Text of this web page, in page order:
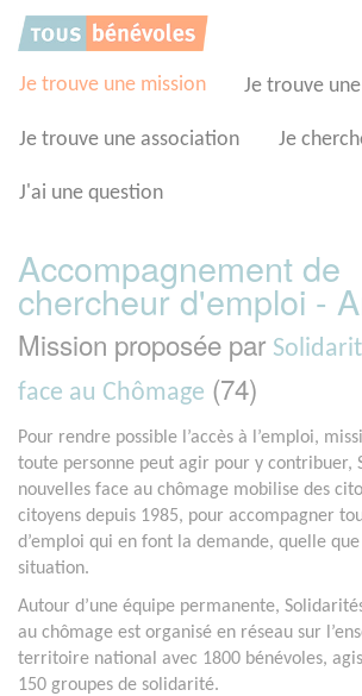
Je trouve une mission Je trouve
Je trouve une association Je
J'ai une question
Accompagnement de
chercheur d'emploi -
Mission proposée par
face au Chômage (74)
Pour rendre possible l’accès à l’emploi,
toute personne peut agir pour y contribuer,
nouvelles face au chômage mobilise des
citoyens depuis 1985, pour accompagner
d’emploi qui en font la demande, quelle
situation.
Autour d’une équipe permanente,
au chômage est organisé en réseau sur
territoire national avec 1800 bénévoles,
150 groupes de solidarité.
Panneau de gestion des cookies